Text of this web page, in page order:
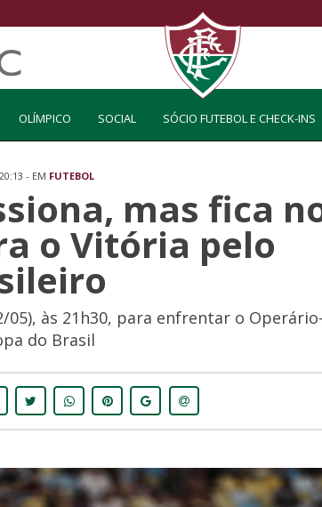
OLÍMPICO SOCIAL SÓCIO FUTEBOL E CHECK-INS
- EM FUTEBOL
mas fica
o Vitória pelo
às 21h30, para enfrentar o
do Brasil